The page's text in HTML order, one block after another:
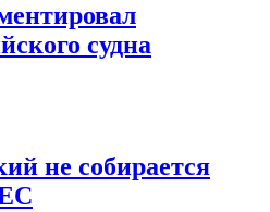
судна
не собирается